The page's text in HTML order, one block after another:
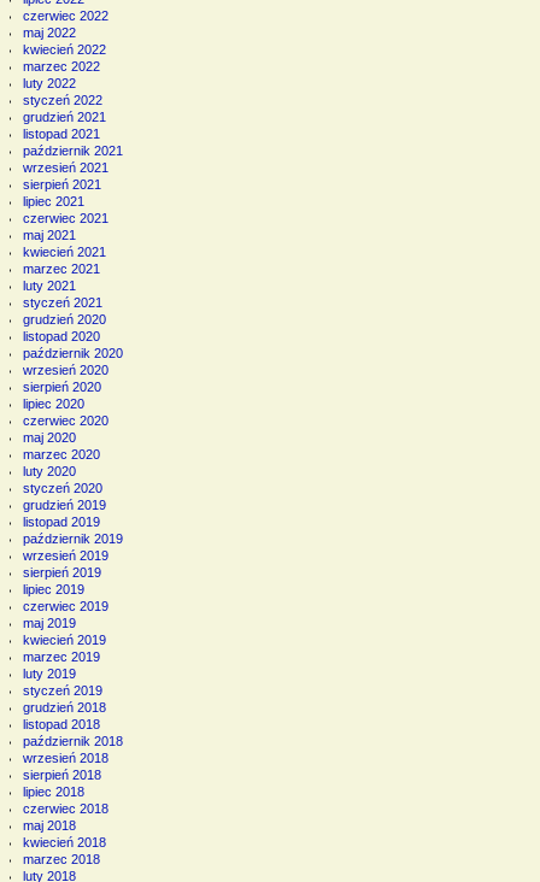
czerwiec 2022
maj 2022
kwiecień 2022
marzec 2022
luty 2022
styczeń 2022
grudzień 2021
listopad 2021
październik 2021
wrzesień 2021
sierpień 2021
lipiec 2021
czerwiec 2021
maj 2021
kwiecień 2021
marzec 2021
luty 2021
styczeń 2021
grudzień 2020
listopad 2020
październik 2020
wrzesień 2020
sierpień 2020
lipiec 2020
czerwiec 2020
maj 2020
marzec 2020
luty 2020
styczeń 2020
grudzień 2019
listopad 2019
październik 2019
wrzesień 2019
sierpień 2019
lipiec 2019
czerwiec 2019
maj 2019
kwiecień 2019
marzec 2019
luty 2019
styczeń 2019
grudzień 2018
listopad 2018
październik 2018
wrzesień 2018
sierpień 2018
lipiec 2018
czerwiec 2018
maj 2018
kwiecień 2018
marzec 2018
luty 2018